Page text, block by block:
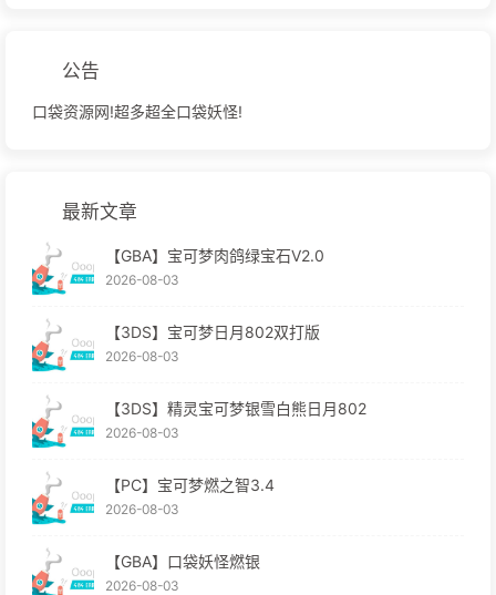
公告
口袋资源网!超多超全口袋妖怪!
最新文章
【GBA】宝可梦肉鸽绿宝石V2.0
2026-08-03
【3DS】宝可梦日月802双打版
2026-08-03
【3DS】精灵宝可梦银雪白熊日月802
2026-08-03
【PC】宝可梦燃之智3.4
2026-08-03
【GBA】口袋妖怪燃银
2026-08-03